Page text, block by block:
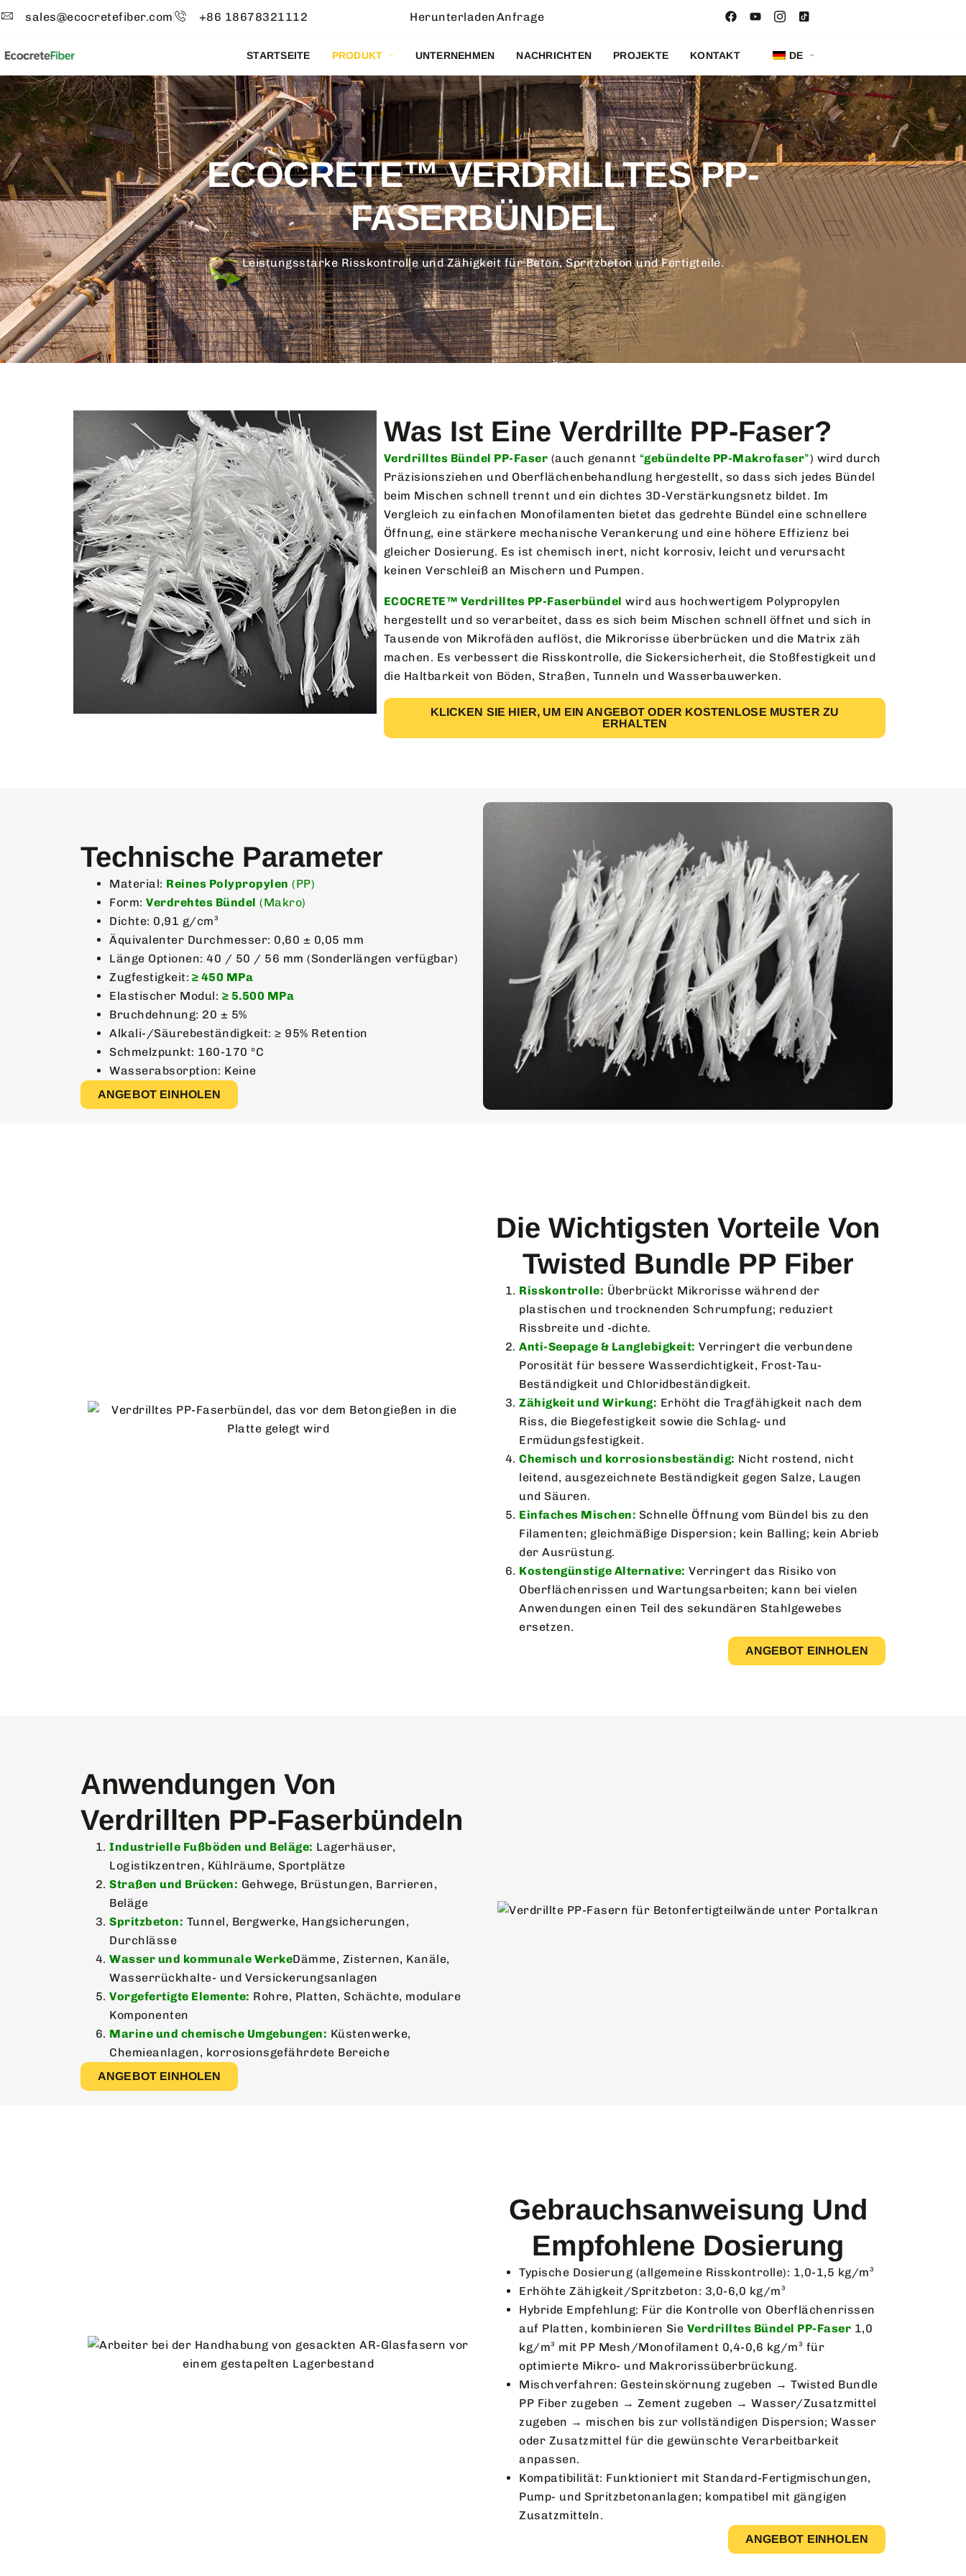
sales@ecocretefiber.com +86 18678321112 HerunterladenAnfrage
STARTSEITE PRODUKT UNTERNEHMEN NACHRICHTEN PROJEKTE KONTAKT DE
ECOCRETE™ VERDRILLTES PP-
FASERBÜNDEL
Leistungsstarke Risskontrolle und Zähigkeit für Beton, Spritzbeton und Fertigteile.
Was Ist Eine Verdrillte PP-Faser?
Verdrilltes Bündel PP-Faser (auch genannt “gebündelte PP-Makrofaser”) wird durch
Präzisionsziehen und Oberflächenbehandlung hergestellt, so dass sich jedes Bündel
beim Mischen schnell trennt und ein dichtes 3D-Verstärkungsnetz bildet. Im
Vergleich zu einfachen Monofilamenten bietet das gedrehte Bündel eine schnellere
Öffnung, eine stärkere mechanische Verankerung und eine höhere Effizienz bei
gleicher Dosierung. Es ist chemisch inert, nicht korrosiv, leicht und verursacht
keinen Verschleiß an Mischern und Pumpen.
ECOCRETE™ Verdrilltes PP-Faserbündel wird aus hochwertigem Polypropylen
hergestellt und so verarbeitet, dass es sich beim Mischen schnell öffnet und sich in
Tausende von Mikrofäden auflöst, die Mikrorisse überbrücken und die Matrix zäh
machen. Es verbessert die Risskontrolle, die Sickersicherheit, die Stoßfestigkeit und
die Haltbarkeit von Böden, Straßen, Tunneln und Wasserbauwerken.
KLICKEN SIE HIER, UM EIN ANGEBOT ODER KOSTENLOSE MUSTER ZU
ERHALTEN
Technische Parameter
Material: Reines Polypropylen (PP)
Form: Verdrehtes Bündel (Makro)
Dichte: 0,91 g/cm³
Äquivalenter Durchmesser: 0,60 ± 0,05 mm
Länge Optionen: 40 / 50 / 56 mm (Sonderlängen verfügbar)
Zugfestigkeit: ≥ 450 MPa
Elastischer Modul: ≥ 5.500 MPa
Bruchdehnung: 20 ± 5%
Alkali-/Säurebeständigkeit: ≥ 95% Retention
Schmelzpunkt: 160-170 °C
Wasserabsorption: Keine
ANGEBOT EINHOLEN
Die Wichtigsten Vorteile Von
Twisted Bundle PP Fiber
Risskontrolle: Überbrückt Mikrorisse während der
plastischen und trocknenden Schrumpfung; reduziert
Rissbreite und -dichte.
Anti-Seepage & Langlebigkeit: Verringert die verbundene
Porosität für bessere Wasserdichtigkeit, Frost-Tau-
Beständigkeit und Chloridbeständigkeit.
Zähigkeit und Wirkung: Erhöht die Tragfähigkeit nach dem
Riss, die Biegefestigkeit sowie die Schlag- und
Ermüdungsfestigkeit.
Chemisch und korrosionsbeständig: Nicht rostend, nicht
leitend, ausgezeichnete Beständigkeit gegen Salze, Laugen
und Säuren.
Einfaches Mischen: Schnelle Öffnung vom Bündel bis zu den
Filamenten; gleichmäßige Dispersion; kein Balling; kein Abrieb
der Ausrüstung.
Kostengünstige Alternative: Verringert das Risiko von
Oberflächenrissen und Wartungsarbeiten; kann bei vielen
Anwendungen einen Teil des sekundären Stahlgewebes
ersetzen.
ANGEBOT EINHOLEN
Anwendungen Von
Verdrillten PP-Faserbündeln
Industrielle Fußböden und Beläge: Lagerhäuser,
Logistikzentren, Kühlräume, Sportplätze
Straßen und Brücken: Gehwege, Brüstungen, Barrieren,
Beläge
Spritzbeton: Tunnel, Bergwerke, Hangsicherungen,
Durchlässe
Wasser und kommunale WerkeDämme, Zisternen, Kanäle,
Wasserrückhalte- und Versickerungsanlagen
Vorgefertigte Elemente: Rohre, Platten, Schächte, modulare
Komponenten
Marine und chemische Umgebungen: Küstenwerke,
Chemieanlagen, korrosionsgefährdete Bereiche
ANGEBOT EINHOLEN
Gebrauchsanweisung Und
Empfohlene Dosierung
Typische Dosierung (allgemeine Risskontrolle): 1,0-1,5 kg/m³
Erhöhte Zähigkeit/Spritzbeton: 3,0-6,0 kg/m³
Hybride Empfehlung: Für die Kontrolle von Oberflächenrissen
auf Platten, kombinieren Sie Verdrilltes Bündel PP-Faser 1,0
kg/m³ mit PP Mesh/Monofilament 0,4-0,6 kg/m³ für
optimierte Mikro- und Makrorissüberbrückung.
Mischverfahren: Gesteinskörnung zugeben → Twisted Bundle
PP Fiber zugeben → Zement zugeben → Wasser/Zusatzmittel
zugeben → mischen bis zur vollständigen Dispersion; Wasser
oder Zusatzmittel für die gewünschte Verarbeitbarkeit
anpassen.
Kompatibilität: Funktioniert mit Standard-Fertigmischungen,
Pump- und Spritzbetonanlagen; kompatibel mit gängigen
Zusatzmitteln.
ANGEBOT EINHOLEN